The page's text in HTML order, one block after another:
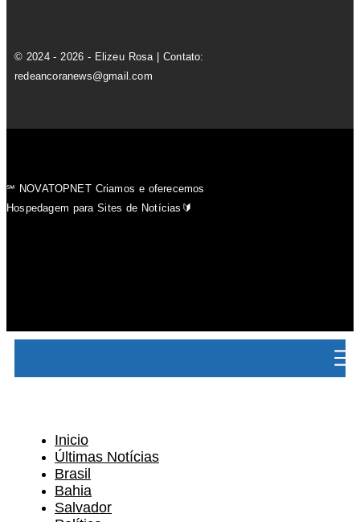
© 2024 - 2026 - Elizeu Rosa | Contato:
redeancoranews@gmail.com
℠ NOVATOPNET Criamos e oferecemos
Hospedagem para Sites de Notícias🔰
Inicio
Últimas Notícias
Brasil
Bahia
Salvador